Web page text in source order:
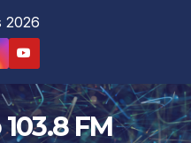
2026
FM